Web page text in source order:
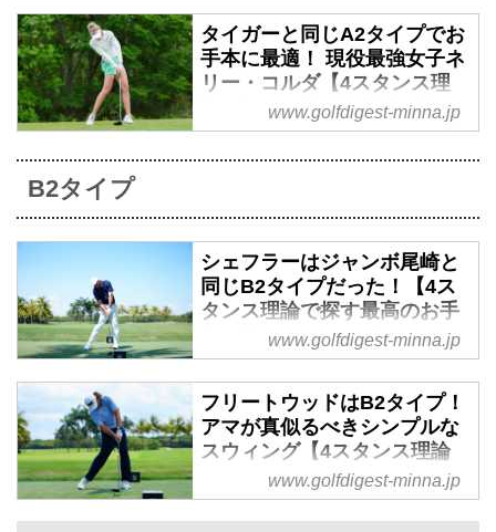
に関する記事である。そこで、今
回は4スタンス理論とはどのよう
なものなのか、あらためて追いか
けてみることにしよう。5回目と
なる今回はジュニアゴルファーか
ーを解説してもらった。
タイガーと同じA2タイプでお
手本に最適！ 現役最強女子ネ
リー・コルダ【4スタンス理
論で探す最高のお手本#2】 -
みんなのゴルフダイジェスト
「みんなのゴルフダイジェスト」
見せているのが、4スタンス理論
に関する記事である。そこで、今
回は4スタンス理論とはどのよう
なものなのか、あらためて追いか
けてみることにしよう。3回目の
今回は現役女子最強のネリー・コ
www.golfdigest-minna.jp
B2タイプ
シェフラーはジャンボ尾崎と
同じB2タイプだった！【4ス
タンス理論で探す最高のお手
本#2】 - みんなのゴルフダイ
ジェスト
「みんなのゴルフダイジェスト」
のフォロワーの間で根強い人気を
見せているのが、4スタンス理論
に関する記事である。そこで、今
回は4スタンス理論とはどのよう
なものなのか、あらためて追いか
www.golfdigest-minna.jp
フリートウッドはB2タイプ！
アマが真似るべきシンプルな
スウィング【4スタンス理論
で探す最高のお手本#4】 - み
んなのゴルフダイジェスト
www.golfdigest-minna.jp